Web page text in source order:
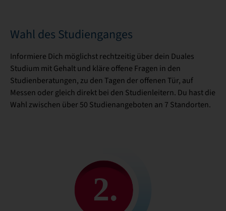
Wahl des Studienganges
Informiere Dich möglichst rechtzeitig über dein Duales
Studium mit Gehalt und kläre offene Fragen in den
Studienberatungen, zu den Tagen der offenen Tür, auf
Messen oder gleich direkt bei den Studienleitern. Du hast die
Wahl zwischen über 50 Studienangeboten an 7 Standorten.